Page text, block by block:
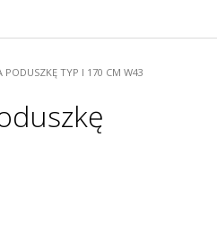
TYP I 170 CM W43